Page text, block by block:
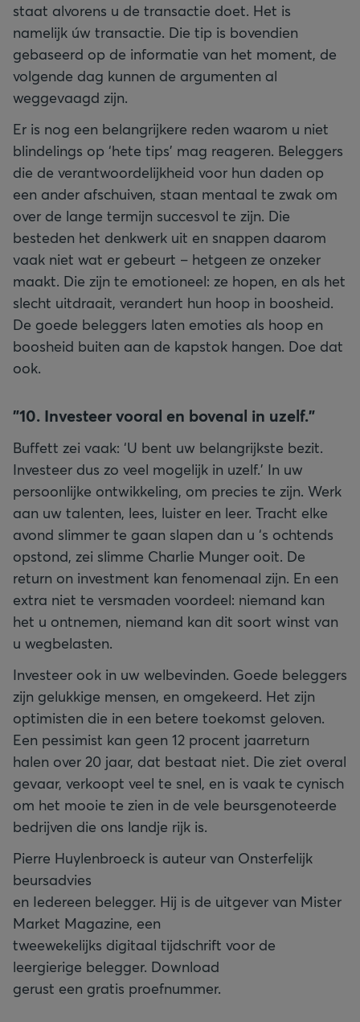
staat alvorens u de transactie doet. Het is
namelijk úw transactie. Die tip is bovendien
gebaseerd op de informatie van het moment, de
volgende dag kunnen de argumenten al
weggevaagd zijn.
Er is nog een belangrijkere reden waarom u niet
blindelings op ‘hete tips’ mag reageren. Beleggers
die de verantwoordelijkheid voor hun daden op
een ander afschuiven, staan mentaal te zwak om
over de lange termijn succesvol te zijn. Die
besteden het denkwerk uit en snappen daarom
vaak niet wat er gebeurt – hetgeen ze onzeker
maakt. Die zijn te emotioneel: ze hopen, en als het
slecht uitdraait, verandert hun hoop in boosheid.
De goede beleggers laten emoties als hoop en
boosheid buiten aan de kapstok hangen. Doe dat
ook.
"10. Investeer vooral en bovenal in uzelf."
Buffett zei vaak: ‘U bent uw belangrijkste bezit.
Investeer dus zo veel mogelijk in uzelf.’ In uw
persoonlijke ontwikkeling, om precies te zijn. Werk
aan uw talenten, lees, luister en leer. Tracht elke
avond slimmer te gaan slapen dan u ‘s ochtends
opstond, zei slimme Charlie Munger ooit. De
return on investment kan fenomenaal zijn. En een
extra niet te versmaden voordeel: niemand kan
het u ontnemen, niemand kan dit soort winst van
u wegbelasten.
Investeer ook in uw welbevinden. Goede beleggers
zijn gelukkige mensen, en omgekeerd. Het zijn
optimisten die in een betere toekomst geloven.
Een pessimist kan geen 12 procent jaarreturn
halen over 20 jaar, dat bestaat niet. Die ziet overal
gevaar, verkoopt veel te snel, en is vaak te cynisch
om het mooie te zien in de vele beursgenoteerde
bedrijven die ons landje rijk is.
Pierre Huylenbroeck is auteur van Onsterfelijk
beursadvies
en Iedereen belegger. Hij is de uitgever van Mister
Market Magazine, een
tweewekelijks digitaal tijdschrift voor de
leergierige belegger. Download
gerust een gratis proefnummer.